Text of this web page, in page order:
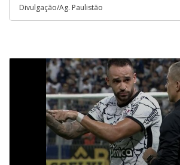
Divulgação/Ag. Paulistão